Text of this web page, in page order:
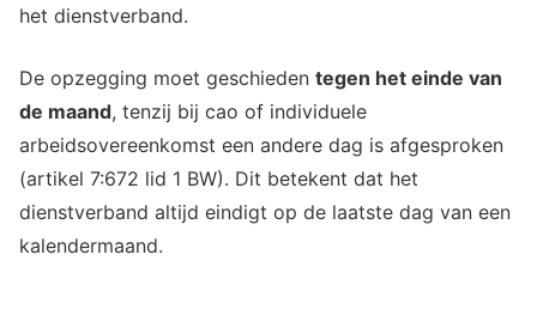
het dienstverband.
De opzegging moet geschieden tegen het einde van
de maand, tenzij bij cao of individuele
arbeidsovereenkomst een andere dag is afgesproken
(artikel 7:672 lid 1 BW). Dit betekent dat het
dienstverband altijd eindigt op de laatste dag van een
kalendermaand.